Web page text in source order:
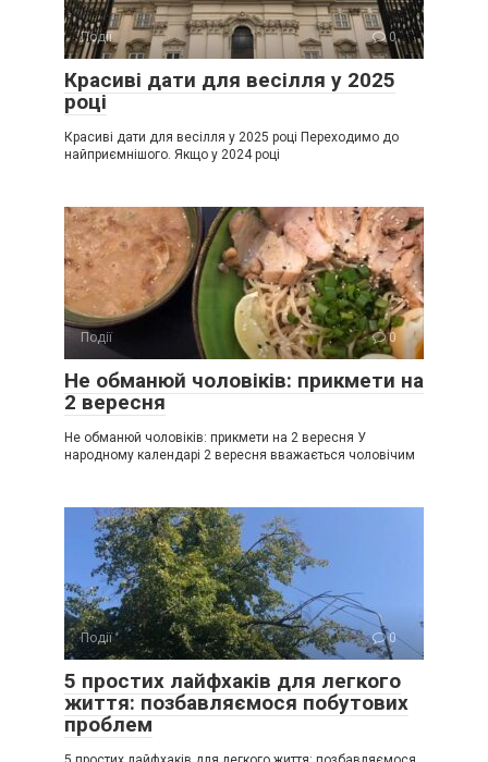
Події 0
Красиві дати для весілля у 2025
році
Красиві дати для весілля у 2025 році Переходимо до
найприємнішого. Якщо у 2024 році
Події 0
Не обманюй чоловіків: прикмети на
2 вересня
Не обманюй чоловіків: прикмети на 2 вересня У
народному календарі 2 вересня вважається чоловічим
Події 0
5 простих лайфхаків для легкого
життя: позбавляємося побутових
проблем